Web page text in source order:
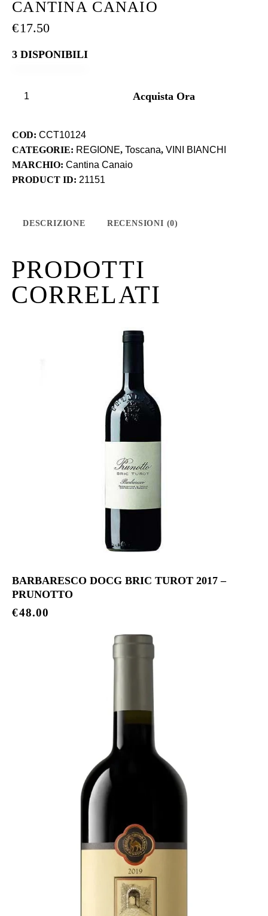
CANTINA CANAIO
€17.50
3 DISPONIBILI
Acquista Ora
COD: CCT10124
CATEGORIE: REGIONE, Toscana, VINI BIANCHI
MARCHIO: Cantina Canaio
PRODUCT ID: 21151
DESCRIZIONE RECENSIONI (0)
PRODOTTI
CORRELATI
BARBARESCO DOCG BRIC TUROT 2017 –
PRUNOTTO
€48.00